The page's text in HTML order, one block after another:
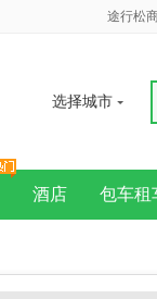
途行松
选择城市
酒店 包车租